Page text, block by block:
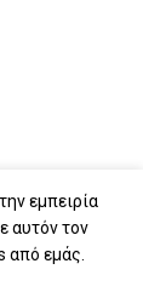
εμπειρία
αυτόν τον
από εμάς.